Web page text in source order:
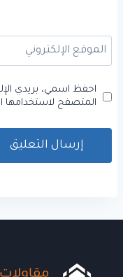
الموقع الإلكتروني
احفظ اسمي، بريدي
المتصفح لاستخدامها